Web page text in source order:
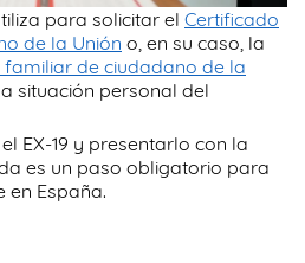
para solicitar el Certificado
de la Unión o, en su caso, la
de ciudadano de la
situación personal del
EX-19 y presentarlo con la
es un paso obligatorio para
en España.